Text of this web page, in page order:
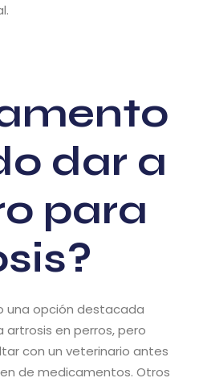
dar a
para
una opción destacada
en perros, pero
con un veterinario antes
de medicamentos. Otros